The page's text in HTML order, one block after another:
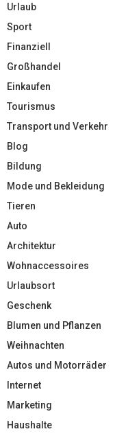
Urlaub
Sport
Finanziell
Großhandel
Einkaufen
Tourismus
Transport und Verkehr
Blog
Bildung
Mode und Bekleidung
Tieren
Auto
Architektur
Wohnaccessoires
Urlaubsort
Geschenk
Blumen und Pflanzen
Weihnachten
Autos und Motorräder
Internet
Marketing
Haushalte